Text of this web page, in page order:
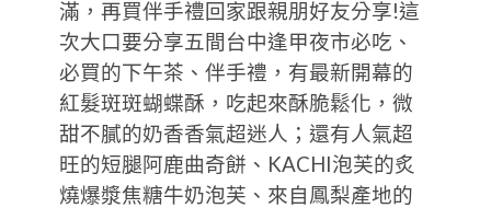
滿，再買伴手禮回家跟親朋好友分享!這
次大口要分享五間台中逢甲夜市必吃、
必買的下午茶、伴手禮，有最新開幕的
紅髮斑斑蝴蝶酥，吃起來酥脆鬆化，微
甜不膩的奶香香氣超迷人；還有人氣超
旺的短腿阿鹿曲奇餅、KACHI泡芙的炙
燒爆漿焦糖牛奶泡芙、來自鳳梨產地的